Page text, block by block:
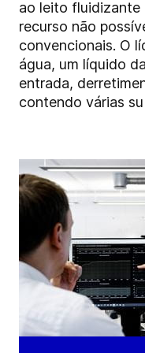
ao leito fluidizante
recurso não
convencionais. O
água, um líquido
entrada,
contendo várias